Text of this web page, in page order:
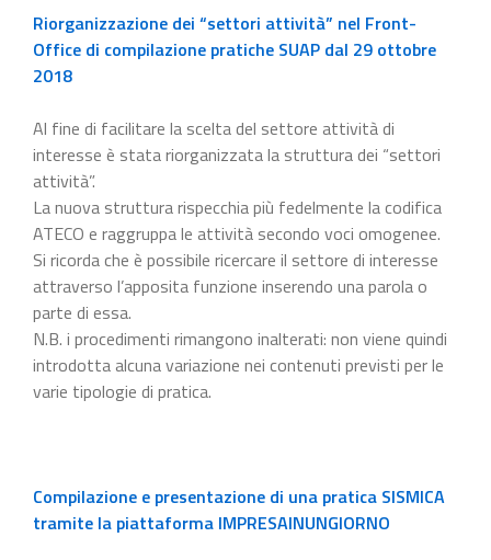
Riorganizzazione dei “settori attività” nel Front-
Office di compilazione pratiche SUAP dal 29 ottobre
2018
Al fine di facilitare la scelta del settore attività di
interesse è stata riorganizzata la struttura dei “settori
attività”.
La nuova struttura rispecchia più fedelmente la codifica
ATECO e raggruppa le attività secondo voci omogenee.
Si ricorda che è possibile ricercare il settore di interesse
attraverso l’apposita funzione inserendo una parola o
parte di essa.
N.B. i procedimenti rimangono inalterati: non viene quindi
introdotta alcuna variazione nei contenuti previsti per le
varie tipologie di pratica.
Compilazione e presentazione di una pratica SISMICA
tramite la piattaforma IMPRESAINUNGIORNO